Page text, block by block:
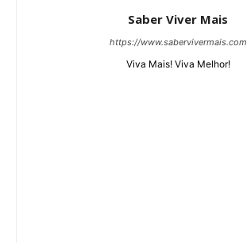
Saber Viver Mais
https://www.sabervivermais.com
Viva Mais! Viva Melhor!